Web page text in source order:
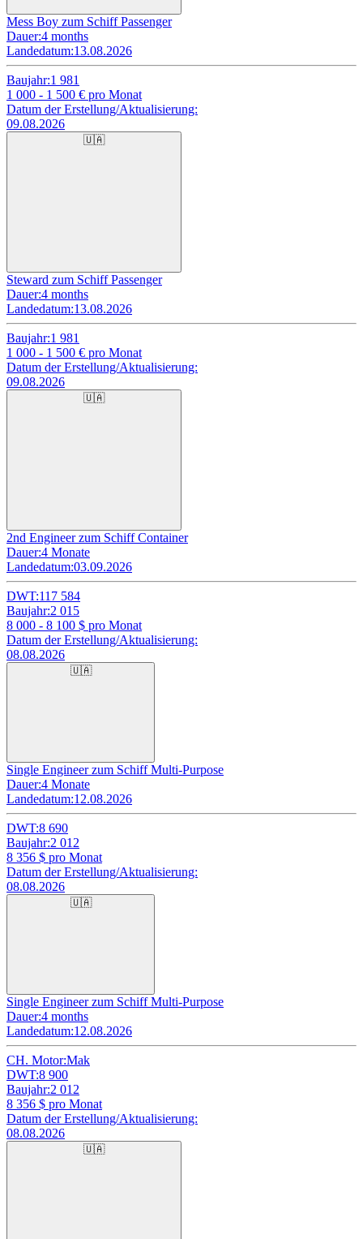
Mess Boy zum Schiff Passenger
Dauer:4 months
Landedatum:13.08.2026
Baujahr:1 981
1 000 - 1 500 € pro Monat
Datum der Erstellung/Aktualisierung:
09.08.2026
🇺🇦
Steward zum Schiff Passenger
Dauer:4 months
Landedatum:13.08.2026
Baujahr:1 981
1 000 - 1 500 € pro Monat
Datum der Erstellung/Aktualisierung:
09.08.2026
🇺🇦
2nd Engineer zum Schiff Container
Dauer:4 Monate
Landedatum:03.09.2026
DWT:117 584
Baujahr:2 015
8 000 - 8 100 $ pro Monat
Datum der Erstellung/Aktualisierung:
08.08.2026
🇺🇦
Single Engineer zum Schiff Multi-Purpose
Dauer:4 Monate
Landedatum:12.08.2026
DWT:8 690
Baujahr:2 012
8 356 $ pro Monat
Datum der Erstellung/Aktualisierung:
08.08.2026
🇺🇦
Single Engineer zum Schiff Multi-Purpose
Dauer:4 months
Landedatum:12.08.2026
CH. Motor:Mak
DWT:8 900
Baujahr:2 012
8 356 $ pro Monat
Datum der Erstellung/Aktualisierung:
08.08.2026
🇺🇦